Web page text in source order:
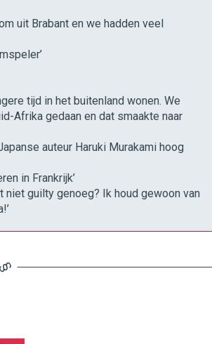
uit Brabant en we hadden veel
tijd in het buitenland wonen. We
Afrika gedaan en dat smaakte naar
auteur Haruki Murakami hoog
in Frankrijk’
niet guilty genoeg? Ik houd gewoon van